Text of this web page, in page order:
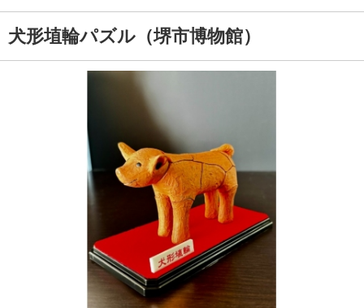
犬形埴輪パズル（堺市博物館）